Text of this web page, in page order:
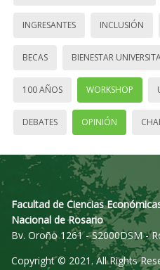
INGRESANTES INCLUSIÓN
BECAS BIENESTAR
100 AÑOS WORKSHOP
DEBATES OPINIÓN
Facultad de Ciencias
Nacional de Rosario
Bv. Oroño 1261 - S2000DSM -
Copyright © 2021. All Rights